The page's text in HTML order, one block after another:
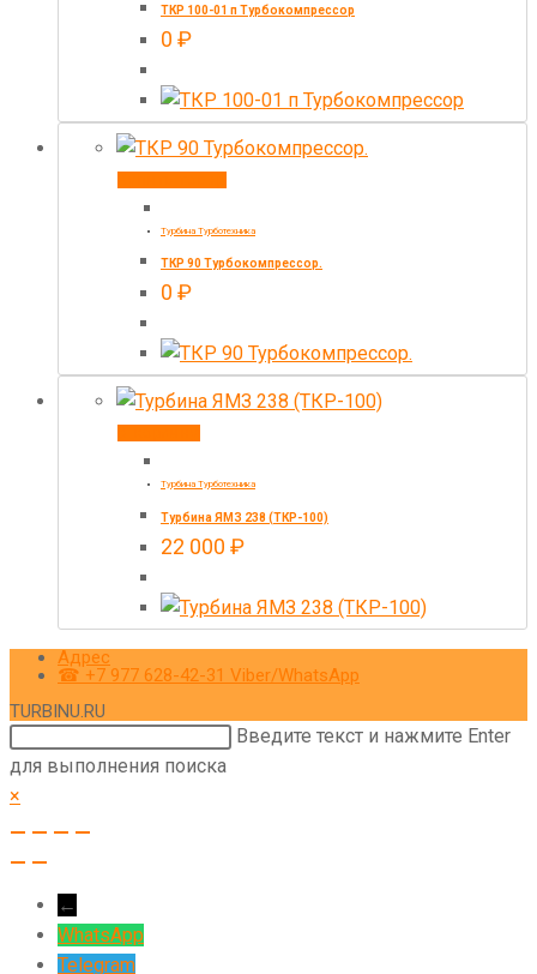
ТКР 100-01 п Турбокомпрессор
0 ₽
Турбина Турботехника
ТКР 90 Турбокомпрессор.
0 ₽
Турбина Турботехника
Турбина ЯМЗ 238 (ТКР-100)
22 000 ₽
Адрес
☎ +7 977 628-42-31 Viber/WhatsApp
TURBINU.RU
Поиск
на
сайте
Введите текст и нажмите Enter
для выполнения поиска
×
←
WhatsApp
Telegram